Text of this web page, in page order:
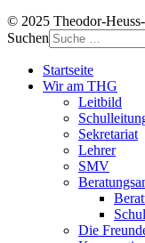
© 2025 Theodor-
Suchen
Startseite
Wir am THG
Leitbild
Sekretariat
Lehrer
SMV
Die